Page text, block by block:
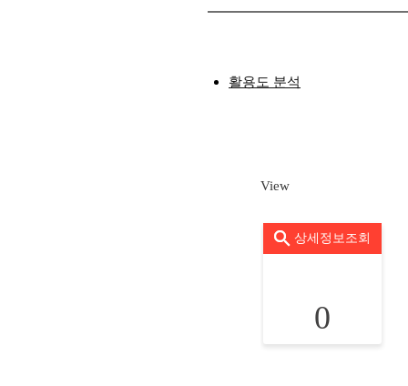
활용도 분석
View
상세정보조회
0